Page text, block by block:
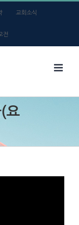
교회소식
전
요